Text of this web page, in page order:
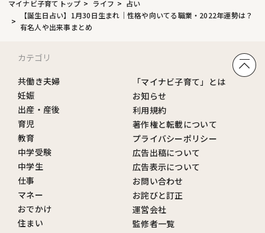
マイナビ子育てトップ ライフ
占い
【誕生日占い】1月30日生まれ｜性格や向いてる職業・2022年運勢は？
有名人や出来事まとめ
カテゴリ
共働き夫婦
妊娠
出産・産後
育児
教育
中学受験
中学生
仕事
マネー
おでかけ
住まい
「マイナビ子育て」とは
お知らせ
利用規約
著作権と転載について
プライバシーポリシー
広告出稿について
広告表示について
お問い合わせ
お詫びと訂正
運営会社
監修者一覧